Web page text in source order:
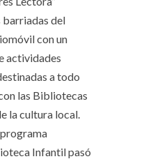
del
con un
actividades
a todo
las Bibliotecas
la cultura local.
Infantil pasó